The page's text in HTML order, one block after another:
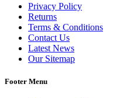
Privacy Policy
Returns
Terms & Conditions
Contact Us
Latest News
Our Sitemap
Footer Menu